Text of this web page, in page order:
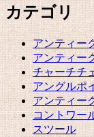
カテゴリ
アンティー
アンティー
チャーチチ
アングルポ
アンティー
コントワー
スツール